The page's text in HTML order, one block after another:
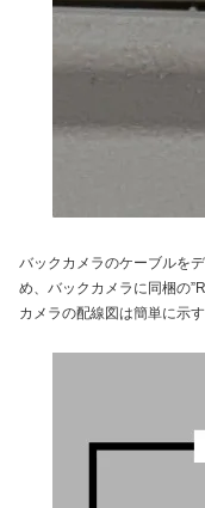
バックカメラのケーブルを
め、バックカメラに同梱の
カメラの配線図は簡単に示